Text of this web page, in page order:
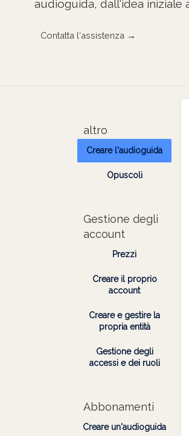
audioguida, dall‘idea iniziale
Contatta l‘assistenza →
altro
Creare l'audioguida
Opuscoli
Gestione degli
account
Prezzi
Creare il proprio
account
Creare e gestire la
propria entità
Gestione degli
accessi e dei ruoli
Abbonamenti
Creare un'audioguida